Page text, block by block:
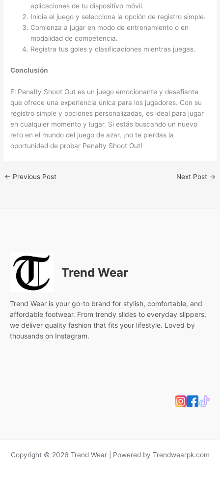
aplicaciones de tu dispositivo móvil.
Inicia el juego y selecciona la opción de registro simple.
Comienza a jugar en modo de entrenamiento o en
modalidad de competencia.
Registra tus goles y clasificaciones mientras juegas.
Conclusión
El Penalty Shoot Out es un juego emocionante y desafiante
que ofrece una experiencia única para los jugadores. Con su
registro simple y opciones personalizadas, es ideal para jugar
en cualquier momento y lugar. Si estás buscando un nuevo
reto en el mundo del juego de azar, ¡no te pierdas la
oportunidad de probar Penalty Shoot Out!
← Previous Post Next Post →
Trend Wear
Trend Wear is your go-to brand for stylish, comfortable, and
affordable footwear. From trendy slides to everyday slippers,
we deliver quality fashion that fits your lifestyle. Loved by
thousands on Instagram.
Copyright © 2026 Trend Wear | Powered by Trendwearpk.com